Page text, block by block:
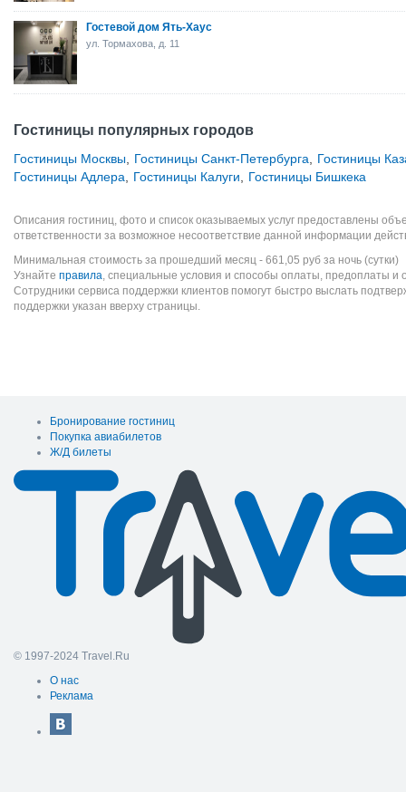
Гостевой дом Ять-Хаус
ул. Тормахова, д. 11
Гостиницы популярных городов
Гостиницы Москвы Гостиницы Санкт-Петербурга
Гостиницы
Гостиницы Адлера
Гостиницы Калуги Гостиницы Бишкека
Описания гостиниц, фото и список оказываемых услуг предоставлены
ответственности за возможное несоответствие данной информации
Минимальная стоимость за прошедший месяц - 661,05 руб за ночь (сутки)
Узнайте правила, специальные условия и способы оплаты, предоплаты и
Сотрудники сервиса поддержки клиентов помогут быстро выслать
поддержки указан вверху страницы.
Бронирование гостиниц
Покупка авиабилетов
Ж/Д билеты
© 1997-2024 Travel.Ru
О нас
Реклама